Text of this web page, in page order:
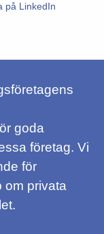
på LinkedIn
goda
företag. Vi
för
om privata